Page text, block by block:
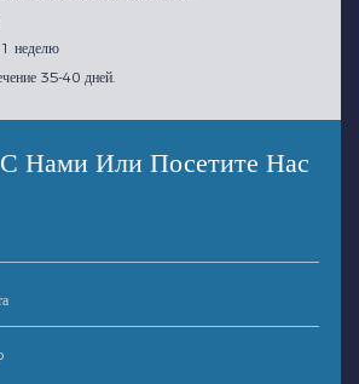
неделю
35-40 дней.
Нами Или Посетите Нас